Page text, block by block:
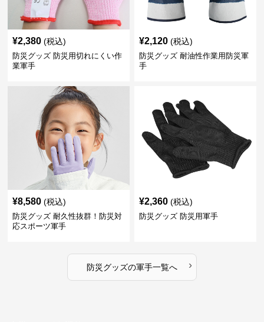
¥2,380 (税込)
防災グッズ 防災用切れにくい作
業軍手
¥2,120 (税込)
防災グッズ 耐油性作業用防災軍
手
¥8,580 (税込)
防災グッズ 耐久性抜群！防災対
応スポーツ軍手
¥2,360 (税込)
防災グッズ 防災用軍手
防災グッズの軍手一覧へ ›